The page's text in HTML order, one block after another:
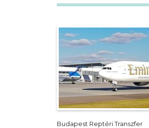
Budapest Reptéri Transzfer